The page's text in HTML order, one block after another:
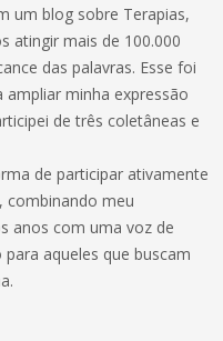
um blog sobre Terapias,
atingir mais de 100.000
das palavras. Esse foi
minha expressão
de três coletâneas e
de participar ativamente
combinando meu
anos com uma voz de
aqueles que buscam